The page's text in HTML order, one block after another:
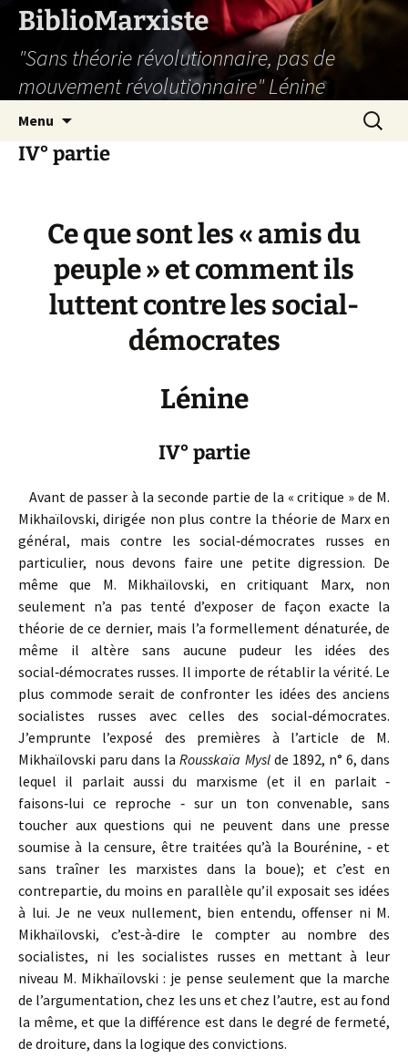
Aller
contenu
BiblioMarxiste
"Sans théorie révolutionnaire, pas de
mouvement révolutionnaire" Lénine
Menu
IV° partie
Ce que sont les « amis du
peuple » et comment ils
luttent contre les social-
démocrates
Lénine
IV° partie
Avant de passer à la seconde partie de la « critique » de M.
Mikhaïlovski, dirigée non plus contre la théorie de Marx en
général, mais contre les social‑démocrates russes en
particulier, nous devons faire une petite digression. De
même que M. Mikhaïlovski, en critiquant Marx, non
seulement n’a pas tenté d’exposer de façon exacte la
théorie de ce dernier, mais l’a formellement dénaturée, de
même il altère sans aucune pudeur les idées des
social‑démocrates russes. Il importe de rétablir la vérité. Le
plus commode serait de confronter les idées des anciens
socialistes russes avec celles des social‑démocrates.
J’emprunte l’exposé des premières à l’article de M.
Mikhaïlovski paru dans laRousskaïa Myslde 1892, n° 6, dans
lequel il parlait aussi du marxisme (et il en parlait ‑
faisons‑lui ce reproche ‑ sur un ton convenable, sans
toucher aux questions qui ne peuvent dans une presse
soumise à la censure, être traitées qu’à la Bourénine, ‑ et
sans traîner les marxistes dans la boue); et c’est en
contrepartie, du moins en parallèle qu’il exposait ses idées
à lui. Je ne veux nullement, bien entendu, offenser ni M.
Mikhaïlovski, c’est‑à‑dire le compter au nombre des
socialistes, ni les socialistes russes en mettant à leur
niveau M. Mikhaïlovski : je pense seulement que la marche
de l’argumentation, chez les uns et chez l’autre, est au fond
la même, et que la différence est dans le degré de fermeté,
de droiture, dans la logique des convictions.